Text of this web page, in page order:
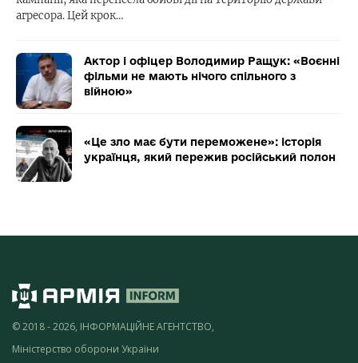
агресора. Цей крок…
Актор і офіцер Володимир Ращук: «Воєнні
фільми не мають нічого спільного з
війною»
«Це зло має бути переможене»: історія
українця, який пережив російський полон
© 2018 - 2026, ІНФОРМАЦІЙНЕ АГЕНТСТВО,
Міністерство оборони України